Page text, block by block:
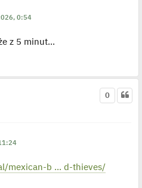
0:54
z 5 minut...
0
mexican-b ... d-thieves/